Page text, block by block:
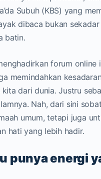
Subuh (KBS) yang
dibaca bukan
batin.
forum
memindahkan
dari dunia. Justru
Nah, dari sini
umum, tetapi juga
hati yang lebih hadir.
punya energi